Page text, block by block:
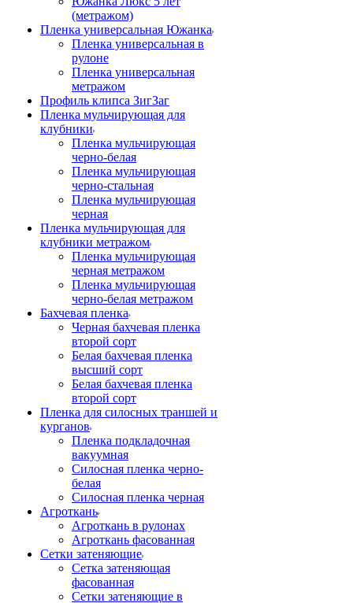
(метражом)
Пленка универсальная Южанка
Пленка универсальная в
рулоне
Пленка универсальная
метражом
Профиль клипса ЗигЗаг
Пленка мульчирующая для
клубники
Пленка мульчирующая
черно-белая
Пленка мульчирующая
черно-стальная
Пленка мульчирующая
черная
Пленка мульчирующая для
клубники метражом
Пленка мульчирующая
черная метражом
Пленка мульчирующая
черно-белая метражом
Бахчевая пленка
Черная бахчевая пленка
второй сорт
Белая бахчевая пленка
высший сорт
Белая бахчевая пленка
второй сорт
Пленка для силосных траншей и
курганов
Пленка подкладочная
вакуумная
Силосная пленка черно-
белая
Силосная пленка черная
Агроткань
Агроткань в рулонах
Агроткань фасованная
Сетки затеняющие
Сетка затеняющая
фасованная
Сетки затеняющие в